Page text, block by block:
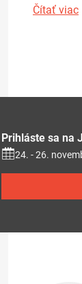
Čítať viac
Prihláste sa na
24. - 26.